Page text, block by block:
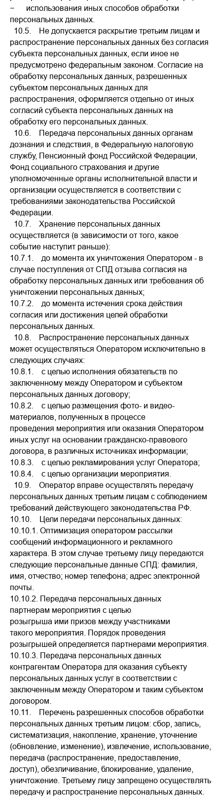
− использования иных способов обработки
персональных данных.
10.5. Не допускается раскрытие третьим лицам и
распространение персональных данных без согласия
субъекта персональных данных, если иное не
предусмотрено федеральным законом. Согласие на
обработку персональных данных, разрешенных
субъектом персональных данных для
распространения, оформляется отдельно от иных
согласий субъекта персональных данных на
обработку его персональных данных.
10.6. Передача персональных данных органам
дознания и следствия, в Федеральную налоговую
службу, Пенсионный фонд Российской Федерации,
Фонд социального страхования и другие
уполномоченные органы исполнительной власти и
организации осуществляется в соответствии с
требованиями законодательства Российской
Федерации.
10.7. Хранение персональных данных
осуществляется (в зависимости от того, какое
событие наступит раньше):
10.7.1. до момента их уничтожения Оператором - в
случае поступления от СПД отзыва согласия на
обработку персональных данных или требования об
уничтожении персональных данных;
10.7.2. до момента истечения срока действия
согласия или достижения целей обработки
персональных данных.
10.8. Распространение персональных данных
может осуществляться Оператором исключительно в
следующих случаях:
10.8.1. с целью исполнения обязательств по
заключенному между Оператором и субъектом
персональных данных договору;
10.8.2. с целью размещения фото- и видео-
материалов, полученных в процессе
проведения мероприятия или оказания Оператором
иных услуг на основании гражданско-правового
договора, в различных источниках информации;
10.8.3. с целью рекламирования услуг Оператора;
10.8.4. с целью организации мероприятия.
10.9. Оператор вправе осуществлять передачу
персональных данных третьим лицам с соблюдением
требований действующего законодательства РФ.
10.10. Цели передачи персональных данных:
10.10.1. Оптимизация оператором рассылки
сообщений информационного и рекламного
характера. В этом случае третьему лицу передаются
следующие персональные данные СПД: фамилия,
имя, отчество; номер телефона; адрес электронной
почты.
10.10.2. Передача персональных данных
партнерам мероприятия с целью
розыгрыша ими призов между участниками
такого мероприятия. Порядок проведения
розыгрышей определяется партнерами мероприятия.
10.10.3. Передача персональных данных
контрагентам Оператора для оказания субъекту
персональных данных услуг в соответствии с
заключенным между Оператором и таким субъектом
договором.
10.11. Перечень разрешенных способов обработки
персональных данных третьим лицом: сбор, запись,
систематизация, накопление, хранение, уточнение
(обновление, изменение), извлечение, использование,
передача (распространение, предоставление,
доступ), обезличивание, блокирование, удаление,
уничтожение. Третьему лицу запрещено осуществлять
передачу и распространение персональных данных.